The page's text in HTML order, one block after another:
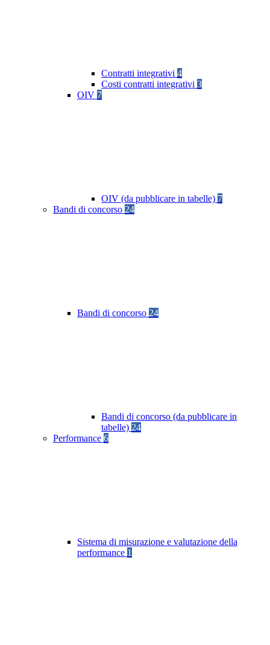
Contratti integrativi 4
Costi contratti integrativi 3
OIV 7
OIV (da pubblicare in tabelle) 7
Bandi di concorso 24
Bandi di concorso 24
Bandi di concorso (da pubblicare in
tabelle) 24
Performance 6
Sistema di misurazione e valutazione della
performance 1